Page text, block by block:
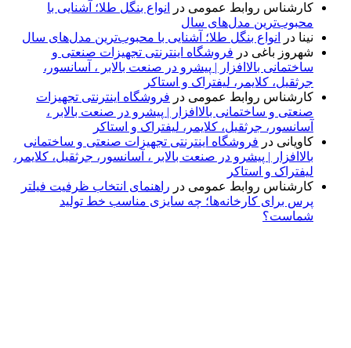
کارشناس روابط عمومی در
انواع بنگل طلا؛ آشنایی با
محبوب‌ترین مدل‌های سال
نینا در
انواع بنگل طلا؛ آشنایی با محبوب‌ترین مدل‌های سال
شهروز باغی در فروشگاه اینترنتی تجهیزات صنعتی و
ساختمانی بالاافزار | پیشرو در صنعت بالابر ، آسانسور،
جرثقیل، کلایمر، لیفتراک و استاکر
کارشناس روابط عمومی در فروشگاه اینترنتی تجهیزات
صنعتی و ساختمانی بالاافزار | پیشرو در صنعت بالابر ،
آسانسور، جرثقیل، کلایمر، لیفتراک و استاکر
کاویانی در فروشگاه اینترنتی تجهیزات صنعتی و ساختمانی
بالاافزار | پیشرو در صنعت بالابر ، آسانسور، جرثقیل، کلایمر،
لیفتراک و استاکر
کارشناس روابط عمومی در راهنمای انتخاب ظرفیت فیلتر
پرس برای کارخانه‌ها؛ چه سایزی مناسب خط تولید
شماست؟